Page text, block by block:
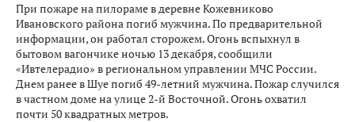
При пожаре на пилораме в деревне Кожевниково
Ивановского района погиб мужчина. По предварительной
информации, он работал сторожем. Огонь вспыхнул в
бытовом вагончике ночью 13 декабря, сообщили
«Ивтелерадио» в региональном управлении МЧС России.
Днем ранее в Шуе погиб 49-летний мужчина. Пожар случился
в частном доме на улице 2-й Восточной. Огонь охватил
почти 50 квадратных метров.